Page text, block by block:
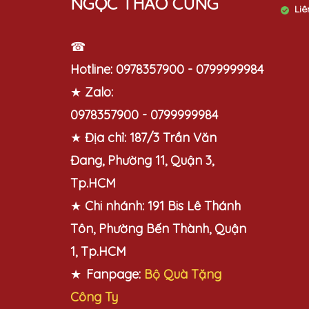
☎
Hotline: 0978357900 - 0799999984
★ Zalo:
0978357900 - 0799999984
★ Địa chỉ: 187/3 Trần Văn
Đang, Phường 11, Quận 3,
Tp.HCM
★ Chi nhánh: 191 Bis Lê Thánh
Tôn, Phường Bến Thành, Quận
1, Tp.HCM
★ Fanpage: Bộ Quà Tặng
Công Ty